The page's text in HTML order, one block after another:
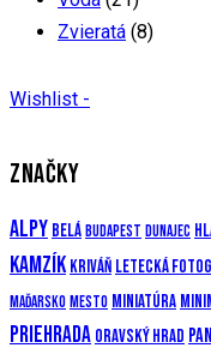
Zvieratá (8)
Wishlist -
ZNAČKY
Alpy Belá Budapest Dunajec
Kamzík Kriváň Letecká
Maďarsko Mesto Miniatúra
priehrada Oravský hrad